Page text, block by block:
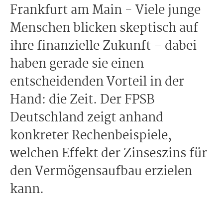
Frankfurt am Main - Viele junge
Menschen blicken skeptisch auf
ihre finanzielle Zukunft – dabei
haben gerade sie einen
entscheidenden Vorteil in der
Hand: die Zeit. Der FPSB
Deutschland zeigt anhand
konkreter Rechenbeispiele,
welchen Effekt der Zinseszins für
den Vermögensaufbau erzielen
kann.